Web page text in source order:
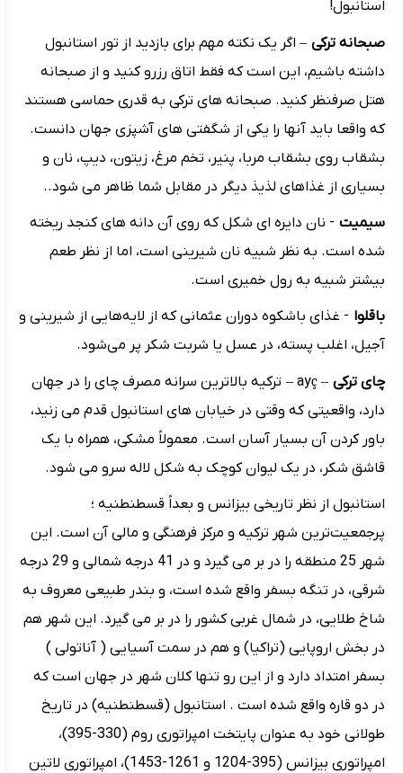
استانبول!
صبحانه ترکی – اگر یک نکته مهم برای بازدید از تور استانبول
داشته باشیم، این است که فقط اتاق رزرو کنید و از صبحانه
هتل صرفنظر کنید. صبحانه های ترکی به قدری حماسی هستند
که واقعا باید آنها را یکی از شگفتی های آشپزی جهان دانست.
بشقاب روی بشقاب مربا، پنیر، تخم مرغ، زیتون، دیپ، نان و
بسیاری از غذاهای لذیذ دیگر در مقابل شما ظاهر می شود..
سیمیت - نان دایره ای شکل که روی آن دانه های کنجد ریخته
شده است. به نظر شبیه نان شیرینی است، اما از نظر طعم
بیشتر شبیه به رول خمیری است.
باقلوا - غذای باشکوه دوران عثمانی که از لایه‌هایی از شیرینی و
آجیل، اغلب پسته، در عسل یا شربت شکر پر می‌شود.
چای ترکی –
ç
ay
– ترکیه بالاترین سرانه مصرف چای را در جهان
دارد، واقعیتی که وقتی در خیابان های استانبول قدم می زنید،
باور کردن آن بسیار آسان است. معمولاً مشکی، همراه با یک
قاشق شکر، در یک لیوان کوچک به شکل لاله سرو می شود.
استانبول از نظر تاریخی بیزانس و بعداً قسطنطنیه ؛
پرجمعیت‌ترین شهر ترکیه و مرکز فرهنگی و مالی آن است. این
شهر 25 منطقه را در بر می گیرد و در 41 درجه شمالی و 29 درجه
شرقی، در تنگه بسفر واقع شده است، و بندر طبیعی معروف به
شاخ طلایی، در شمال غربی کشور را در بر می گیرد. این شهر هم
در بخش اروپایی (تراکیا) و هم در سمت آسیایی ( آناتولی )
بسفر امتداد دارد و از این رو تنها کلان شهر در جهان است که
در دو قاره واقع شده است . استانبول (قسطنطنیه) در تاریخ
طولانی خود به عنوان پایتخت امپراتوری روم (330-395)،
امپراتوری بیزانس (395-1204 و 1261-1453)، امپراتوری لاتین